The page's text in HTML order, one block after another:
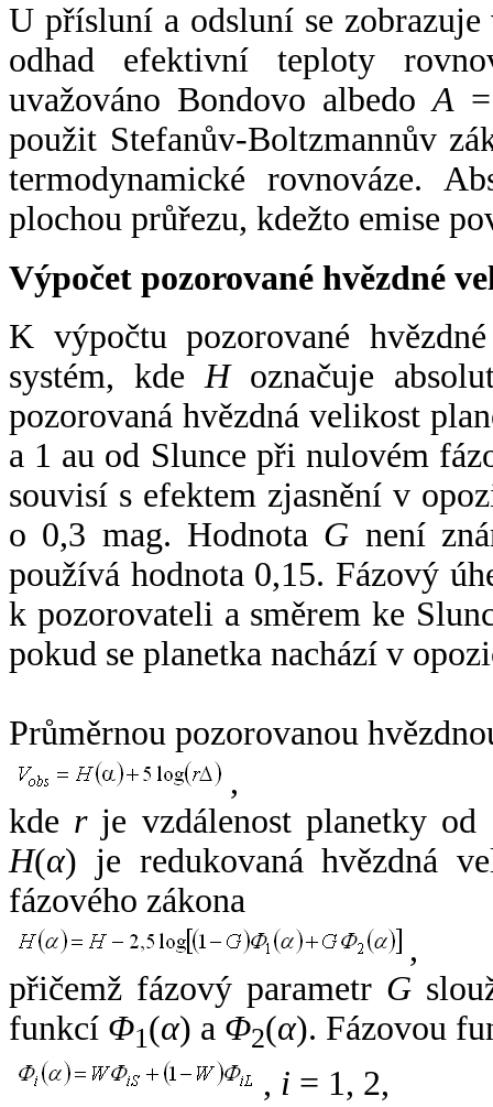
U přísluní a odsluní se
odhad efektivní teploty
uvažováno Bondovo albedoA
použit Stefanův-Boltzmannův
termodynamické rovnováze.
plochou průřezu, kdežto emise
Výpočet pozorované hvězdné
K výpočtu pozorované
systém, kde Hoznačuje
pozorovaná hvězdná velikost
a 1 au od Slunce při nulovém
souvisí s efektem zjasnění v
o 0,3 mag. Hodnota G není
používá hodnota 0,15. Fázový
k pozorovateli a směrem ke
pokud se planetka nachází v
Průměrnou pozorovanou
,
kde rje vzdálenost planetky od
H(α) je redukovaná hvězdná
fázového zákona
,
přičemž fázový parametr G
funkcí Φ1(α) a Φ2(α). Fázovou
, i = 1, 2,